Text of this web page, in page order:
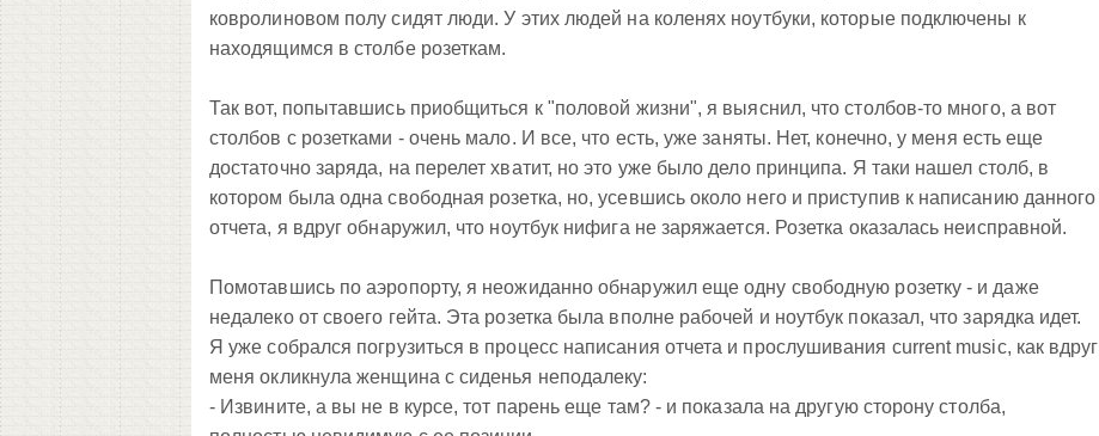
ковролиновом полу сидят люди. У этих людей на коленях ноутбуки, которые подключены к
находящимся в столбе розеткам.
Так вот, попытавшись приобщиться к "половой жизни", я выяснил, что столбов-то много, а вот
столбов с розетками - очень мало. И все, что есть, уже заняты. Нет, конечно, у меня есть еще
достаточно заряда, на перелет хватит, но это уже было дело принципа. Я таки нашел столб, в
котором была одна свободная розетка, но, усевшись около него и приступив к написанию данного
отчета, я вдруг обнаружил, что ноутбук нифига не заряжается. Розетка оказалась неисправной.
Помотавшись по аэропорту, я неожиданно обнаружил еще одну свободную розетку - и даже
недалеко от своего гейта. Эта розетка была вполне рабочей и ноутбук показал, что зарядка идет.
Я уже собрался погрузиться в процесс написания отчета и прослушивания current music, как вдруг
меня окликнула женщина с сиденья неподалеку:
- Извините, а вы не в курсе, тот парень еще там? - и показала на другую сторону столба,